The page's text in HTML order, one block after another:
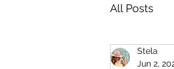
All Posts
Trend
Stela
Jun 2,